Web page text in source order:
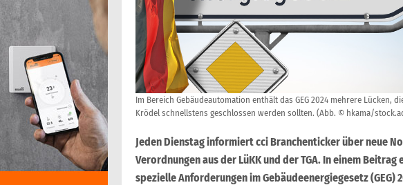
Im Bereich Gebäudeautomation enthält das GEG 2024 mehrere Lücken,
Krödel schnellstens geschlossen werden sollten. (Abb. © hkama/
Jeden Dienstag informiert cci Branchenticker über neue
Verordnungen aus der LüKK und der TGA. In einem
spezielle Anforderungen im Gebäudeenergiegesetz (GEG)